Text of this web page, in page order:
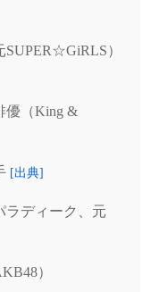
）
優（King &
[出典]
ラディーク、元
）